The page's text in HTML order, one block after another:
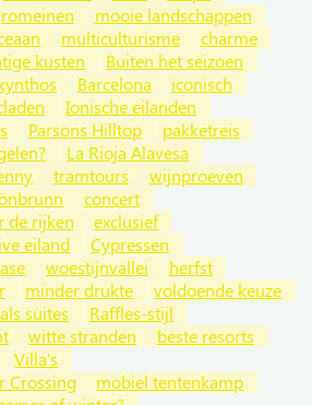
romeinen
mooie landschappen
multiculturisme
charme
kusten
Buiten het seizoen
Barcelona
iconisch
Ionische eilanden
Parsons Hilltop
pakketreis
La Rioja Alavesa
tramtours
wijnproeven
concert
de rijken
exclusief
eiland
Cypressen
woestijnvallei
herfst
minder drukte
voldoende keuze
suites
Raffles-stijl
witte stranden
beste resorts
Villa's
Crossing
mobiel tentenkamp